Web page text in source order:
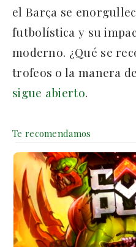
el Barça se
futbolística y su
moderno. ¿Qué se
trofeos o la manera
sigue abierto.